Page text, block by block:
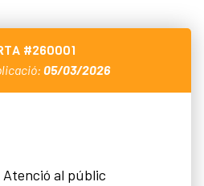
#260001
05/03/2026
al públic